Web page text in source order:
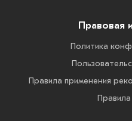
Правовая
Политика
Правила применения